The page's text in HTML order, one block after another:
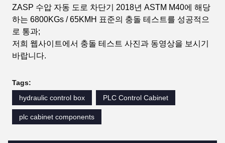
ZASP 수압 자동 도로 차단기 2018년 ASTM M40에 해당
하는 6800KGs / 65KMH 표준의 충돌 테스트를 성공적으
로 통과;
저희 웹사이트에서 충돌 테스트 사진과 동영상을 보시기
바랍니다.
Tags:
hydraulic control box
PLC Control Cabinet
plc cabinet components